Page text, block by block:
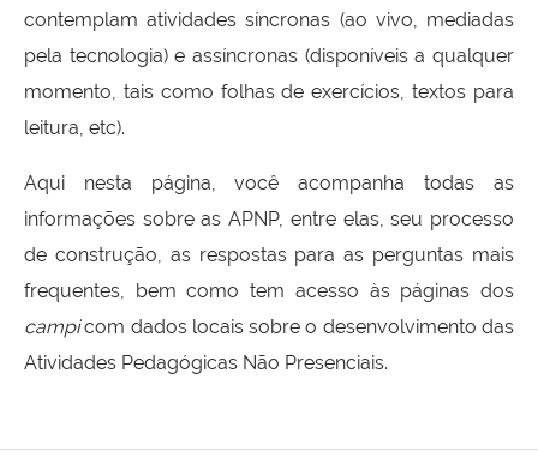
contemplam atividades síncronas (ao vivo, mediadas
pela tecnologia) e assíncronas (disponíveis a qualquer
momento, tais como folhas de exercícios, textos para
leitura, etc).
Aqui nesta página, você acompanha todas as
informações sobre as APNP, entre elas, seu processo
de construção, as respostas para as perguntas mais
frequentes, bem como tem acesso às páginas dos
campicom dados locais sobre o desenvolvimento das
Atividades Pedagógicas Não Presenciais.